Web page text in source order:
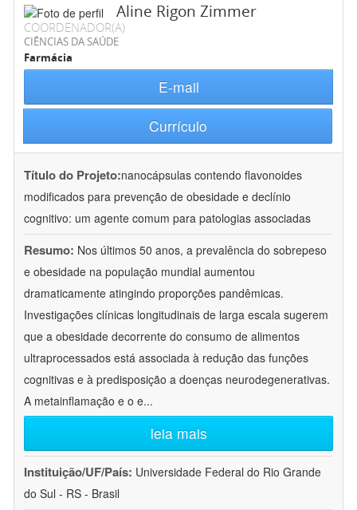
Aline Rigon Zimmer
COORDENADOR(A)
CIÊNCIAS DA SAÚDE
Farmácia
E-mail
Currículo
Título do Projeto:nanocápsulas contendo flavonoides
modificados para prevenção de obesidade e declínio
cognitivo: um agente comum para patologias associadas
Resumo: Nos últimos 50 anos, a prevalência do sobrepeso
e obesidade na população mundial aumentou
dramaticamente atingindo proporções pandêmicas.
Investigações clínicas longitudinais de larga escala sugerem
que a obesidade decorrente do consumo de alimentos
ultraprocessados está associada à redução das funções
cognitivas e à predisposição a doenças neurodegenerativas.
A metainflamação e o e...
leia mais
Instituição/UF/País: Universidade Federal do Rio Grande
do Sul - RS - Brasil